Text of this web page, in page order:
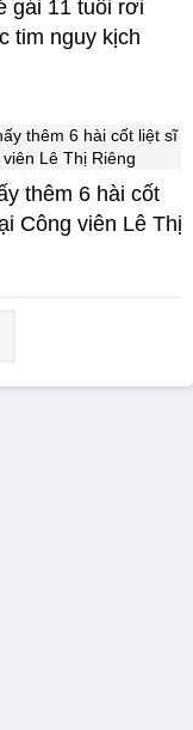
gái 11 tuổi rơi
tim nguy kịch
thêm 6 hài cốt
Công viên Lê Thị